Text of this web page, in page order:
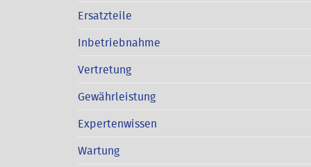
Ersatzteile
Inbetriebnahme
Vertretung
Gewährleistung
Expertenwissen
Wartung